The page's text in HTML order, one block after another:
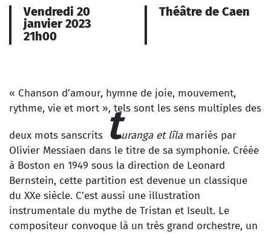
Vendredi 20
janvier 2023
21h00
Théâtre de Caen
« Chanson d’amour, hymne de joie, mouvement,
rythme, vie et mort », tels sont les sens multiples des
deux mots sanscrits turanga et lîlamariés par
Olivier Messiaen dans le titre de sa symphonie. Créée
à Boston en 1949 sous la direction de Leonard
Bernstein, cette partition est devenue un classique
du XXe siècle. C’est aussi une illustration
instrumentale du mythe de Tristan et Iseult. Le
compositeur convoque là un très grand orchestre, un